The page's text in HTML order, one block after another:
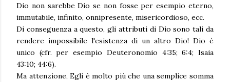
Dio non sarebbe Dio se non fosse per esempio eterno,
immutabile, infinito, onnipresente, misericordioso, ecc.
Di conseguenza a questo, gli attributi di Dio sono tali da
rendere impossibile l'esistenza di un altro Dio! Dio è
unico (cfr. per esempio Deuteronomio 4:35; 6:4; Isaia
43:10; 44:6).
Ma attenzione, Egli è molto più che una semplice somma